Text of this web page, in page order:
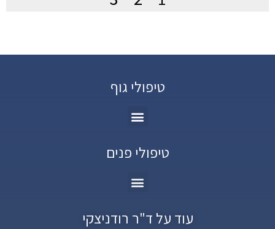
טיפולי גוף
טיפולי פנים
עוד על ד"ר רודניצקי